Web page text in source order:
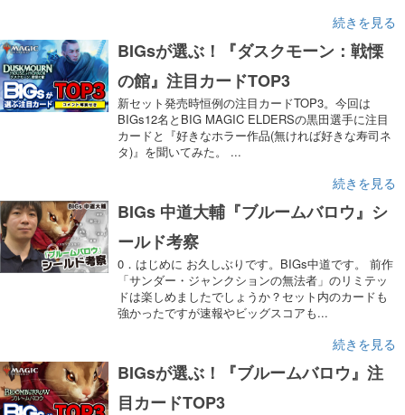
続きを見る
BIGsが選ぶ！『ダスクモーン：戦慄
の館』注目カードTOP3
新セット発売時恒例の注目カードTOP3。今回は
BIGs12名とBIG MAGIC ELDERSの黒田選手に注目
カードと『好きなホラー作品(無ければ好きな寿司ネ
タ)』を聞いてみた。 ...
続きを見る
BIGs 中道大輔『ブルームバロウ』シ
ールド考察
0．はじめに お久しぶりです。BIGs中道です。 前作
「サンダー・ジャンクションの無法者」のリミテッ
ドは楽しめましたでしょうか？セット内のカードも
強かったですが速報やビッグスコアも...
続きを見る
BIGsが選ぶ！『ブルームバロウ』注
目カードTOP3